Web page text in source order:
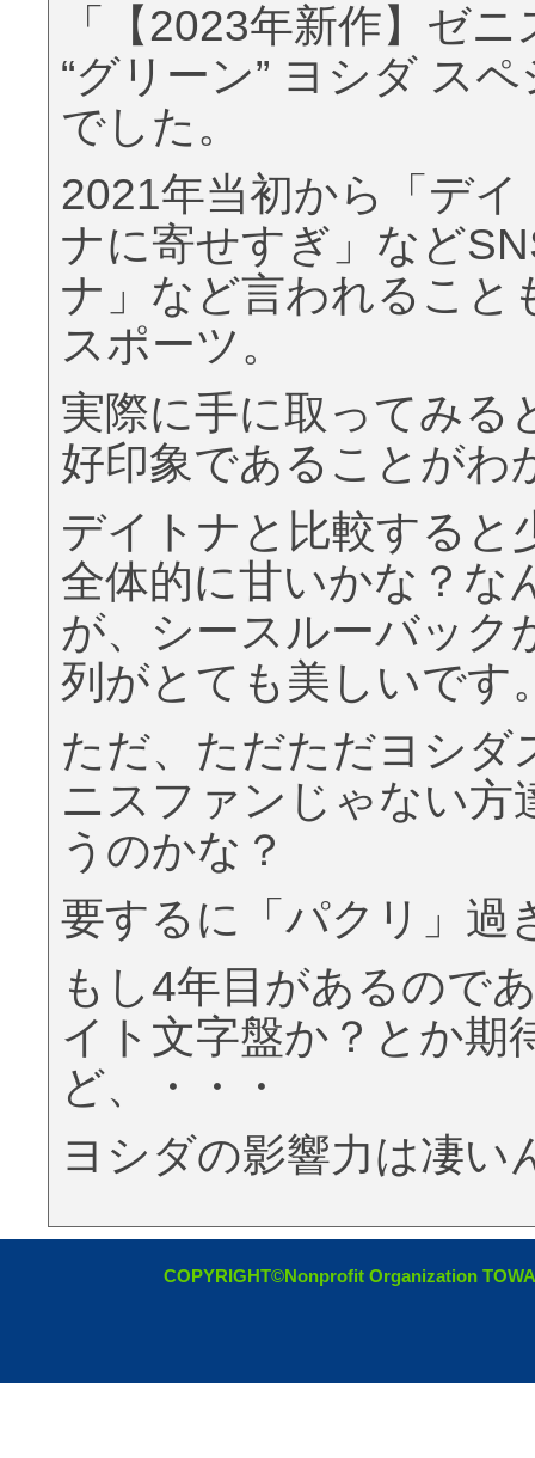
「【2023年新作】ゼ
“グリーン” ヨシダ ス
でした。
2021年当初から「デ
ナに寄せすぎ」など
ナ」など言われること
スポーツ。
実際に手に取ってみる
好印象であることがわ
デイトナと比較すると
全体的に甘いかな？な
が、シースルーバック
列がとても美しいです
ただ、ただただヨシダ
ニスファンじゃない方
うのかな？
要するに「パクリ」過
もし4年目があるので
イト文字盤か？とか期
ど、・・・
ヨシダの影響力は凄い
COPYRIGHT©Nonprofit Organization